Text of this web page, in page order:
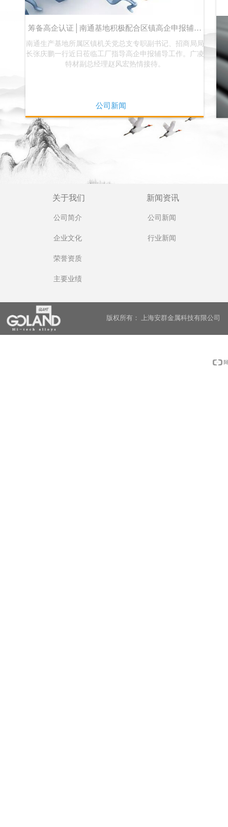
公司新闻
筹备高企认证│南通基地积极配合区镇高企申报辅导
工作
南通生产基地所属区镇机关党总支专职副书记、招商局局
长张庆鹏一行近日莅临工厂指导高企申报辅导工作。广凌
特材副总经理赵风宏热情接待。
关于我们 新闻资讯
公司简介
企业文化
荣誉资质
主要业绩
公司新闻
行业新闻
版权所有： 上海安群金属科技有限公司